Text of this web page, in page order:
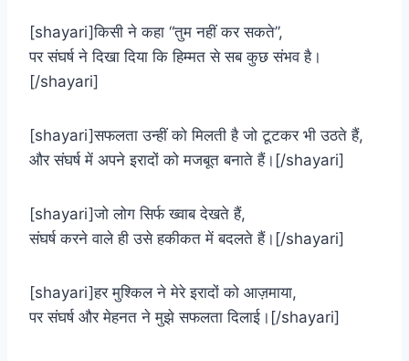
[shayari]किसी ने कहा “तुम नहीं कर सकते”,
पर संघर्ष ने दिखा दिया कि हिम्मत से सब कुछ संभव है।
[/shayari]
[shayari]सफलता उन्हीं को मिलती है जो टूटकर भी उठते हैं,
और संघर्ष में अपने इरादों को मजबूत बनाते हैं।[/shayari]
[shayari]जो लोग सिर्फ ख्वाब देखते हैं,
संघर्ष करने वाले ही उसे हकीकत में बदलते हैं।[/shayari]
[shayari]हर मुश्किल ने मेरे इरादों को आज़माया,
पर संघर्ष और मेहनत ने मुझे सफलता दिलाई।[/shayari]